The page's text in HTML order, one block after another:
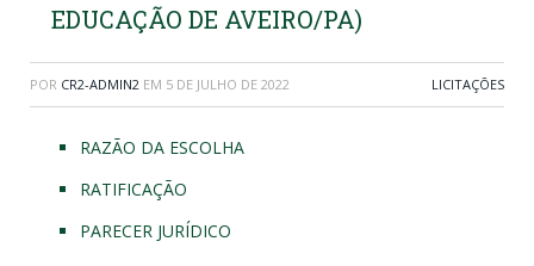
EDUCAÇÃO DE AVEIRO/PA)
POR CR2-ADMIN2 EM 5 DE JULHO DE 2022 LICITAÇÕES
RAZÃO DA ESCOLHA
RATIFICAÇÃO
PARECER JURÍDICO